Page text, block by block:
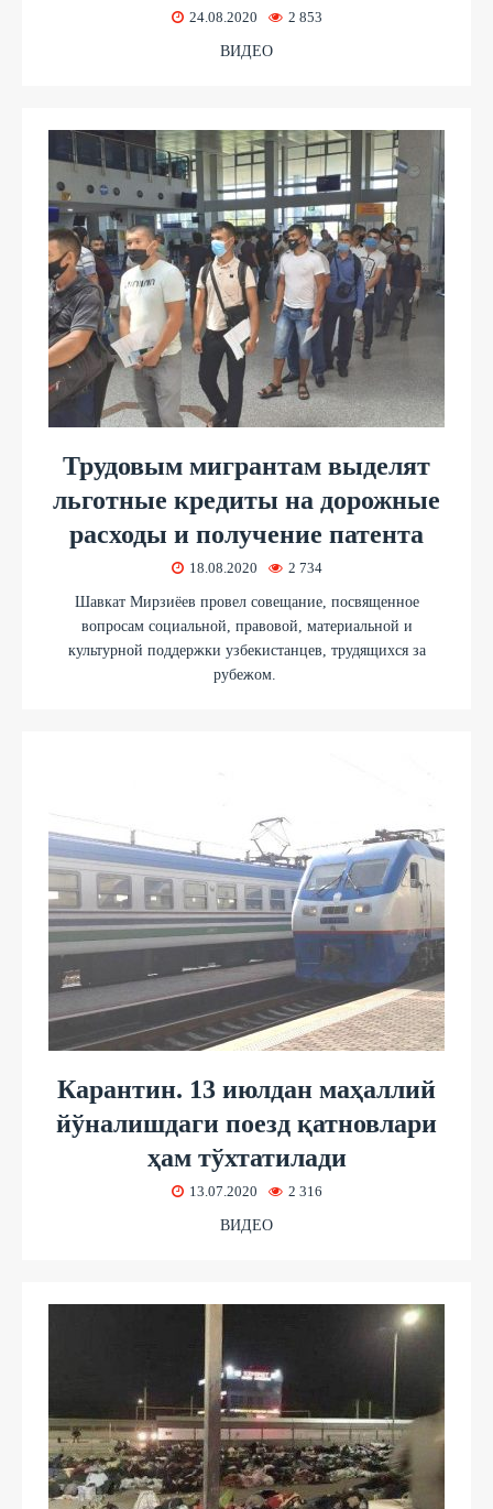
24.08.2020 2 853
ВИДЕО
Трудовым мигрантам выделят
льготные кредиты на дорожные
расходы и получение патента
18.08.2020 2 734
Шавкат Мирзиёев провел совещание, посвященное
вопросам социальной, правовой, материальной и
культурной поддержки узбекистанцев, трудящихся за
рубежом.
Карантин. 13 июлдан маҳаллий
йўналишдаги поезд қатновлари
ҳам тўхтатилади
13.07.2020 2 316
ВИДЕО